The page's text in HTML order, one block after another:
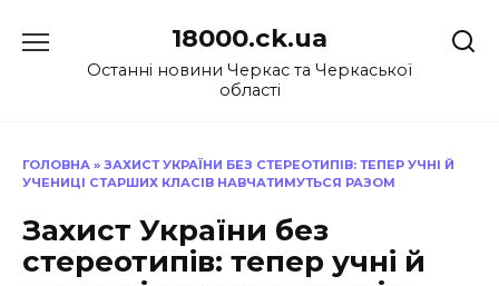
до
18000.ck.ua
Останні новини Черкас та Черкаської
області
ГОЛОВНА » ЗАХИСТ УКРАЇНИ БЕЗ СТЕРЕОТИПІВ: ТЕПЕР УЧНІ Й
УЧЕНИЦІ СТАРШИХ КЛАСІВ НАВЧАТИМУТЬСЯ РАЗОМ
Захист України без
стереотипів: тепер учні й